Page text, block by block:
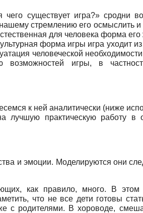
существует игра?» сродни
стремлению его осмыслить и
для человека форма
форма игры игра уходит
человеческой
игры, в
к ней аналитически (ниже
лучшую практическую работу в
и эмоции. Моделируются они
как правило, много. В этом
что не все дети готовы
с родителями. В хороводе,